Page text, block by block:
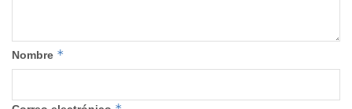
Nombre *